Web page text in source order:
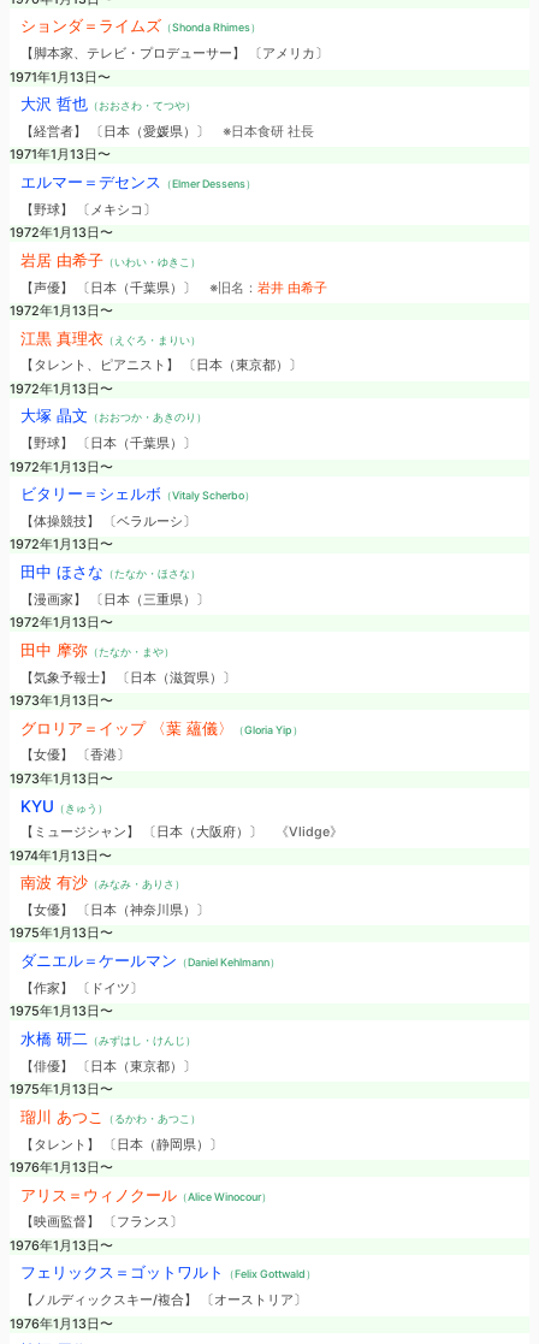
ションダ＝ライムズ （Shonda Rhimes）
【脚本家、テレビ・プロデューサー】 〔アメリカ〕
1971年1月13日〜
大沢 哲也（おおさわ・てつや）
【経営者】 〔日本（愛媛県）〕 ※日本食研 社長
1971年1月13日〜
エルマー＝デセンス （Elmer Dessens）
【野球】 〔メキシコ〕
1972年1月13日〜
岩居 由希子（いわい・ゆきこ）
【声優】 〔日本（千葉県）〕 ※旧名： 岩井 由希子
1972年1月13日〜
江黒 真理衣（えぐろ・まりい）
【タレント、ピアニスト】 〔日本（東京都）〕
1972年1月13日〜
大塚 晶文 （おおつか・あきのり）
【野球】 〔日本（千葉県）〕
1972年1月13日〜
ビタリー＝シェルボ（Vitaly Scherbo）
【体操競技】 〔ベラルーシ〕
1972年1月13日〜
田中 ほさな （たなか・ほさな）
【漫画家】 〔日本（三重県）〕
1972年1月13日〜
田中 摩弥（たなか・まや）
【気象予報士】 〔日本（滋賀県）〕
1973年1月13日〜
グロリア＝イップ 〈葉 蘊儀〉 （Gloria Yip）
【女優】 〔香港〕
1973年1月13日〜
KYU （きゅう）
【ミュージシャン】 〔日本（大阪府）〕
《Vlidge》
1974年1月13日〜
南波 有沙（みなみ・ありさ）
【女優】 〔日本（神奈川県）〕
1975年1月13日〜
ダニエル＝ケールマン （Daniel Kehlmann）
【作家】 〔ドイツ〕
1975年1月13日〜
水橋 研二 （みずはし・けんじ）
【俳優】 〔日本（東京都）〕
1975年1月13日〜
瑠川 あつこ （るかわ・あつこ）
【タレント】 〔日本（静岡県）〕
1976年1月13日〜
アリス＝ウィノクール（Alice Winocour）
【映画監督】 〔フランス〕
1976年1月13日〜
フェリックス＝ゴットワルト （Felix Gottwald）
【ノルディックスキー/複合】 〔オーストリア〕
1976年1月13日〜